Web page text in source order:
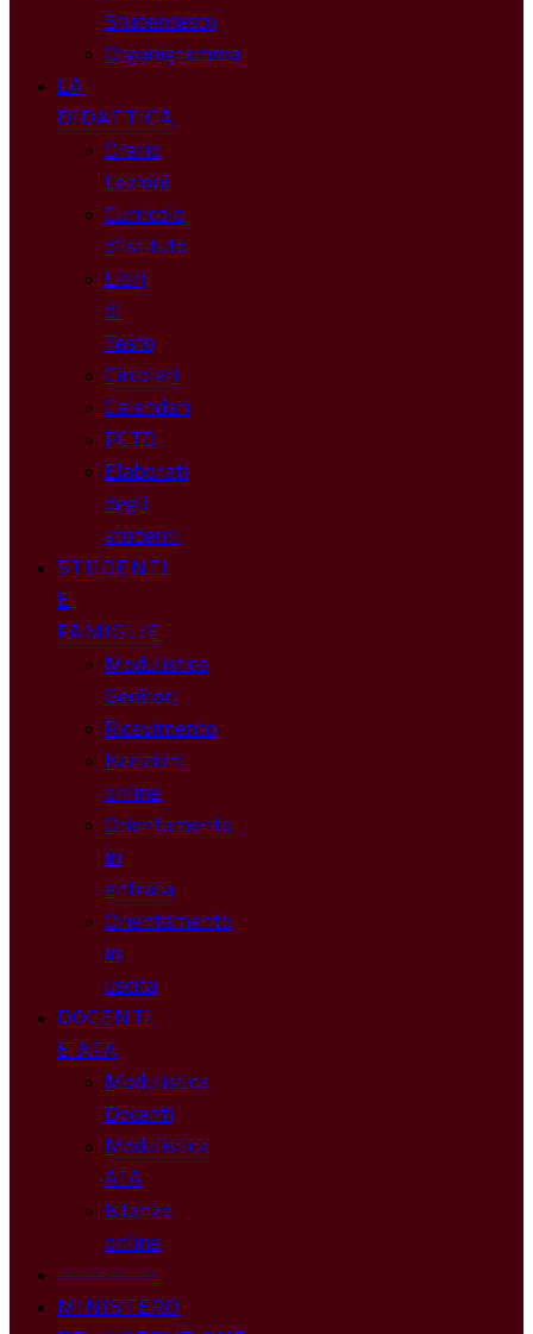
Studentesco
Organigramma
LA
DIDATTICA
Orario
Lezioni
Curricolo
d’Istituto
Libri
di
Testo
Circolari
Calendari
PCTO
Elaborati
degli
studenti
STUDENTI
E
FAMIGLIE
Modulistica
Genitori
Ricevimento
Iscrizioni
online
Orientamento
in
entrata
Orientamento
in
uscita
DOCENTI
E ATA
Modulistica
Docenti
Modulistica
ATA
Istanze
online
————
MINISTERO